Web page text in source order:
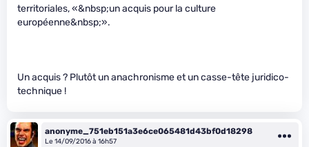
territoriales, «&nbsp;un acquis pour la culture
européenne&nbsp;».
Un acquis ? Plutôt un anachronisme et un casse-tête juridico-
technique !
anonyme_751eb151a3e6ce065481d43bf0d18298
Le 14/09/2016 à 16h57